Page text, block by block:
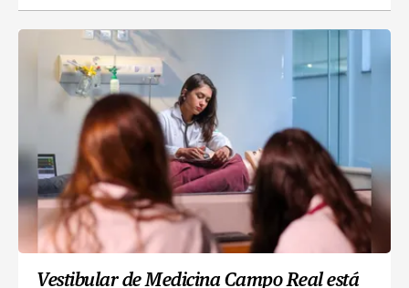
Vestibular de Medicina Campo Real está